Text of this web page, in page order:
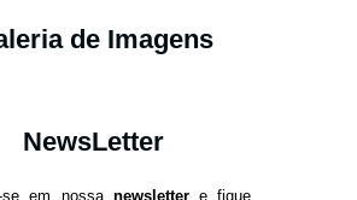
de Imagens
NewsLetter
se em nossa newslettere fique